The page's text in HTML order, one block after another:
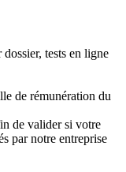
tests en ligne
de rémunération du
de valider si votre
par notre entreprise